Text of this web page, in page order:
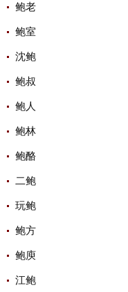
鲍老
鲍室
沈鲍
鲍叔
鲍人
鲍林
鲍酪
二鲍
玩鲍
鲍方
鲍庾
江鲍